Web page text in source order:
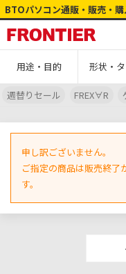
BTOパソコン通販・販売・
用途・目的 形状・
週替りセール FREX∀R
申し訳ございません。
ご指定の商品は販売終了
す。